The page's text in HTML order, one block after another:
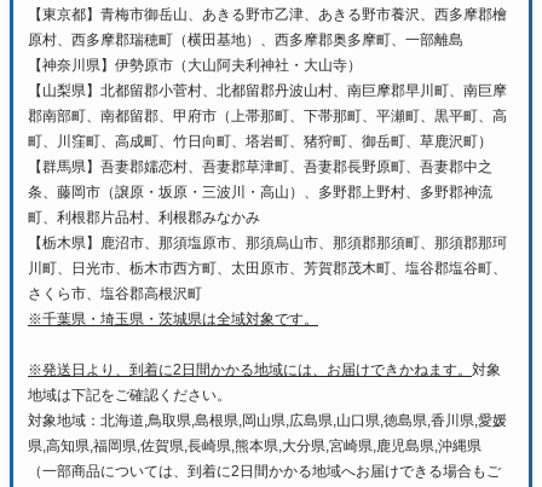
【東京都】青梅市御岳山、あきる野市乙津、あきる野市養沢、西多摩郡檜
原村、西多摩郡瑞穂町（横田基地）、西多摩郡奥多摩町、一部離島
【神奈川県】伊勢原市（大山阿夫利神社・大山寺）
【山梨県】北都留郡小菅村、北都留郡丹波山村、南巨摩郡早川町、南巨摩
郡南部町、南都留郡、甲府市（上帯那町、下帯那町、平瀬町、黒平町、高
町、川窪町、高成町、竹日向町、塔岩町、猪狩町、御岳町、草鹿沢町）
【群馬県】吾妻郡嬬恋村、吾妻郡草津町、吾妻郡長野原町、吾妻郡中之
条、藤岡市（譲原・坂原・三波川・高山）、多野郡上野村、多野郡神流
町、利根郡片品村、利根郡みなかみ
【栃木県】鹿沼市、那須塩原市、那須烏山市、那須郡那須町、那須郡那珂
川町、日光市、栃木市西方町、太田原市、芳賀郡茂木町、塩谷郡塩谷町、
さくら市、塩谷郡高根沢町
※千葉県・埼玉県・茨城県は全域対象です。
※発送日より、到着に2日間かかる地域には、お届けできかねます。 対象
地域は下記をご確認ください。
対象地域：北海道,鳥取県,島根県,岡山県,広島県,山口県,徳島県,香川県,愛媛
県,高知県,福岡県,佐賀県,長崎県,熊本県,大分県,宮崎県,鹿児島県,沖縄県
（一部商品については、到着に2日間かかる地域へお届けできる場合もご